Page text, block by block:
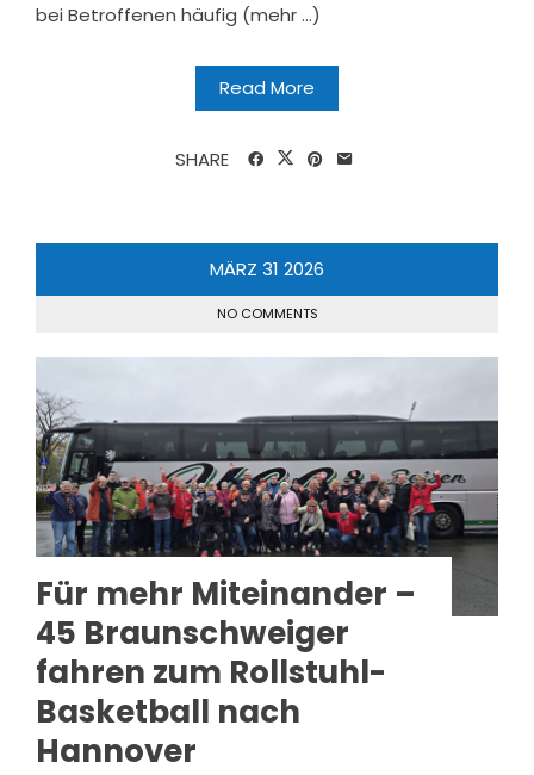
bei Betroffenen häufig (mehr …)
Read More
SHARE
MÄRZ 31 2026
NO COMMENTS
Für mehr Miteinander –
45 Braunschweiger
fahren zum Rollstuhl-
Basketball nach
Hannover